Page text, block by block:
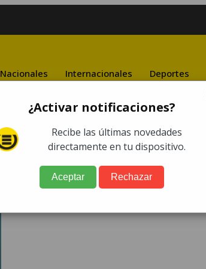
Nacionales Internacionales Deportes
¿Activar notificaciones?
Recibe las últimas novedades
directamente en tu dispositivo.
Aceptar Rechazar